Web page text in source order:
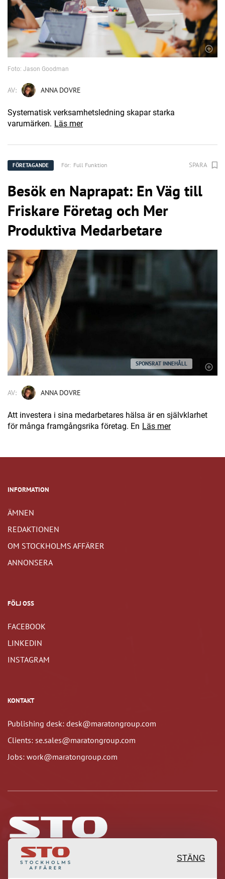
Foto: Jason Goodman
AV: ANNA DOVRE
Systematisk verksamhetsledning skapar starka
varumärken. Läs mer
FÖRETAGANDE För: Full Funktion SPARA
Besök en Naprapat: En Väg till
Friskare Företag och Mer
Produktiva Medarbetare
SPONSRAT INNEHÅLL
AV: ANNA DOVRE
Att investera i sina medarbetares hälsa är en självklarhet
för många framgångsrika företag. En Läs mer
INFORMATION
ÄMNEN
REDAKTIONEN
OM STOCKHOLMS AFFÄRER
ANNONSERA
FÖLJ OSS
FACEBOOK
LINKEDIN
INSTAGRAM
KONTAKT
Publishing desk: desk@maratongroup.com
Clients: se.sales@maratongroup.com
Jobs: work@maratongroup.com
STÄNG